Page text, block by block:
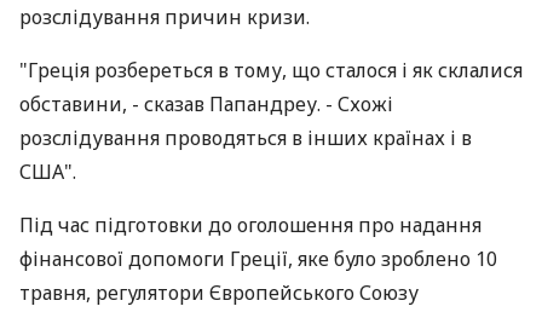
розслідування причин кризи.
"Греція розбереться в тому, що сталося і як склалися
обставини, - сказав Папандреу. - Схожі
розслідування проводяться в інших країнах і в
США".
Під час підготовки до оголошення про надання
фінансової допомоги Греції, яке було зроблено 10
травня, регулятори Європейського Союзу